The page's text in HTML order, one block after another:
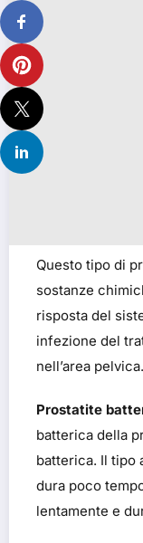
Questo tipo di
sostanze
risposta del
infezione del
nell’area pelvica.
Prostatite
batterica della
batterica. Il tipo
dura poco
lentamente e